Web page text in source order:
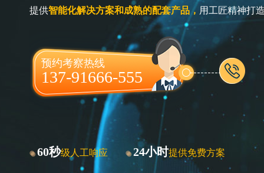
提供智能化解决方案和成熟的配套产品， 用工匠精神打
预约考察热线
137-91666-555
60秒级人工响应 24小时提供免费方案